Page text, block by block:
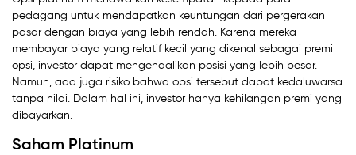
pedagang untuk mendapatkan keuntungan dari pergerakan
pasar dengan biaya yang lebih rendah. Karena mereka
membayar biaya yang relatif kecil yang dikenal sebagai premi
opsi, investor dapat mengendalikan posisi yang lebih besar.
Namun, ada juga risiko bahwa opsi tersebut dapat kedaluwarsa
tanpa nilai. Dalam hal ini, investor hanya kehilangan premi yang
dibayarkan.
Saham Platinum